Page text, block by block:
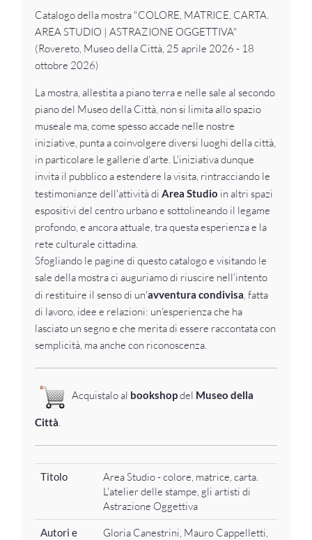
Catalogo della mostra "COLORE, MATRICE, CARTA.
AREA STUDIO | ASTRAZIONE OGGETTIVA"
(Rovereto, Museo della Città, 25 aprile 2026 - 18
ottobre 2026)
La mostra, allestita a piano terra e nelle sale al secondo
piano del Museo della Città, non si limita allo spazio
museale ma, come spesso accade nelle nostre
iniziative, punta a coinvolgere diversi luoghi della città,
in particolare le gallerie d'arte. L'iniziativa dunque
invita il pubblico a estendere la visita, rintracciando le
testimonianze dell'attività di Area Studio in altri spazi
espositivi del centro urbano e sottolineando il legame
profondo, e ancora attuale, tra questa esperienza e la
rete culturale cittadina.
Sfogliando le pagine di questo catalogo e visitando le
sale della mostra ci auguriamo di riuscire nell'intento
di restituire il senso di un'avventura condivisa, fatta
di lavoro, idee e relazioni: un'esperienza che ha
lasciato un segno e che merita di essere raccontata con
semplicità, ma anche con riconoscenza.
Acquistalo al bookshopdel Museo della
Città.
Titolo
Area Studio - colore, matrice, carta.
L'atelier delle stampe, gli artisti di
Astrazione Oggettiva
Autori e
Gloria Canestrini, Mauro Cappelletti,